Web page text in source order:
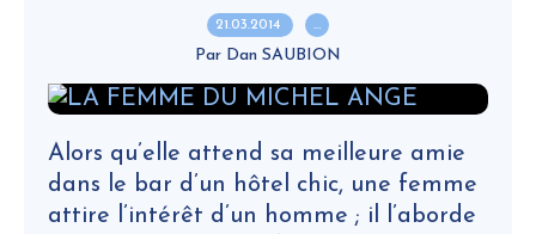
21.03.2014 …
Par Dan SAUBION
Alors qu’elle attend sa meilleure amie
dans le bar d’un hôtel chic, une femme
attire l’intérêt d’un homme ; il l’aborde